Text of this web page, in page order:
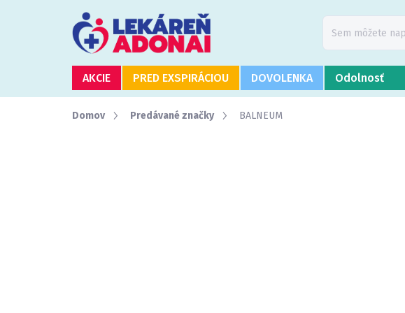
AKCIE PRED EXSPIRÁCIOU DOVOLENKA Odolnosť
Domov Predávané značky BALNEUM